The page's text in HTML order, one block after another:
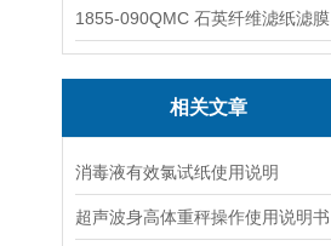
1855-090QMC 石英纤维滤纸滤膜
相关文章
消毒液有效氯试纸使用说明
超声波身高体重秤操作使用说明书